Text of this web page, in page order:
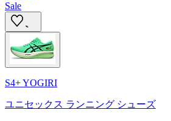
Sale
S4+ YOGIRI
ユニセックス ランニング シューズ